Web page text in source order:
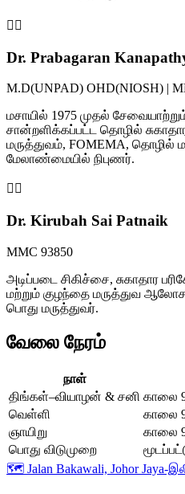
👨‍⚕️
Dr. Prabagaran
M.D(UNPAD) OHD(NIOSH) |
மசாயில் 1975 முதல்
சான்றளிக்கப்பட்ட தொழில்
மருத்துவம், FOMEMA, தொழில்
மேலாண்மையில் நிபுணர்.
👩‍⚕️
Dr. Kirubah Sai Patnaik
MMC 93850
அடிப்படை சிகிச்சை, சுகாதார
மற்றும் குழந்தை மருத்துவ
பொது மருத்துவர்.
வேலை நேரம்
நாள்
திங்கள்–வியாழன் & சனி காலை
வெள்ளி
காலை
ஞாயிறு
காலை
பொது விடுமுறை
🗺️ Jalan Bakawali, Johor Jaya-